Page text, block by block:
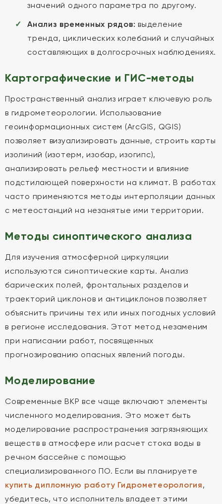
значений одного параметра по другому.
Анализ временных рядов: выделение
тренда, циклических колебаний и случайных
составляющих в долгосрочных наблюдениях.
Картографические и ГИС-методы
Пространственный анализ играет ключевую роль
в гидрометеорологии. Использование
геоинформационных систем (ArcGIS, QGIS)
позволяет визуализировать данные, строить карты
изолиний (изотерм, изобар, изогипс),
анализировать рельеф местности и влияние
подстилающей поверхности на климат. В работах
часто применяются методы интерполяции данных
с метеостанций на незанятые ими территории.
Методы синоптического анализа
Для изучения атмосферной циркуляции
используются синоптические карты. Анализ
барических полей, фронтальных разделов и
траекторий циклонов и антициклонов позволяет
объяснить причины тех или иных погодных условий
в регионе исследования. Этот метод незаменим
при написании работ, посвященных
прогнозированию опасных явлений погоды.
Моделирование
Современные ВКР все чаще включают элементы
численного моделирования. Это может быть
моделирование распространения загрязняющих
веществ в атмосфере или расчет стока воды в
речном бассейне с помощью
специализированного ПО. Если вы планируете
купить дипломную работу Гидрометеорология,
убедитесь, что исполнитель владеет этими